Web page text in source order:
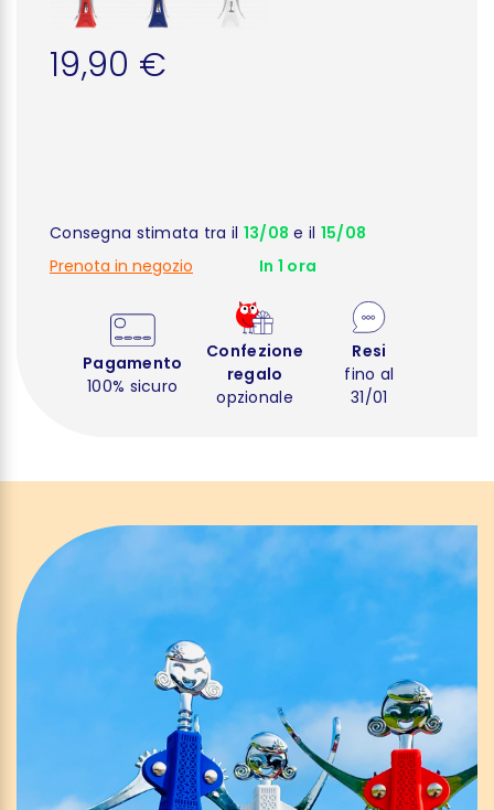
19,90 €
Consegna stimata tra il 13/08 e il 15/08
Prenota in negozio
In 1 ora
Pagamento
100% sicuro
Confezione
regalo
opzionale
Resi
fino al
31/01